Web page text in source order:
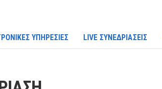
ΥΠΗΡΕΣΙΕΣ LIVE ΣΥΝΕΔΡΙΑΣΕΙΣ